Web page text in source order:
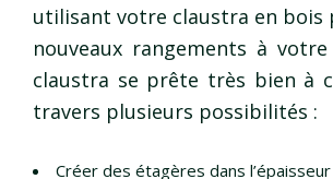
utilisant votre claustra en bois
nouveaux rangements à
claustra se prête très bien à
travers plusieurs possibilités :
Créer des étagères dans